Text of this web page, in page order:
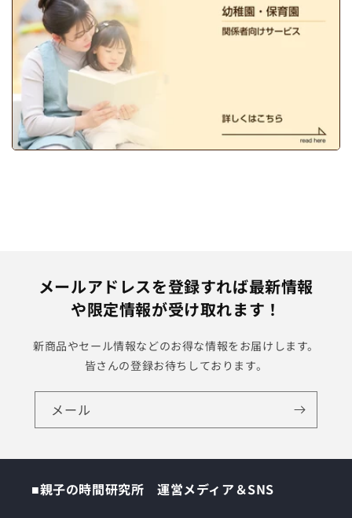
メールアドレスを登録すれば最新情報
や限定情報が受け取れます！
新商品やセール情報などのお得な情報をお届けします。
皆さんの登録お待ちしております。
メール
■親子の時間研究所 運営メディア＆SNS